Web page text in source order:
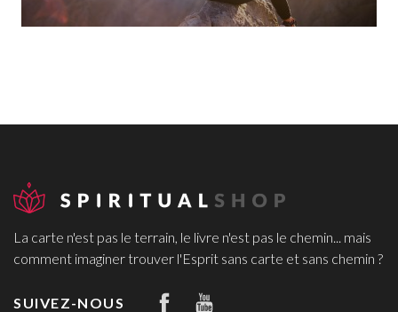
La carte n'est pas le terrain, le livre n'est pas le chemin... mais
comment imaginer trouver l'Esprit sans carte et sans chemin ?
SUIVEZ-NOUS